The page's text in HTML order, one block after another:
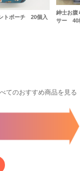
トポーチ 20個入
紳士お腹
サー 40
てのおすすめ商品を見る